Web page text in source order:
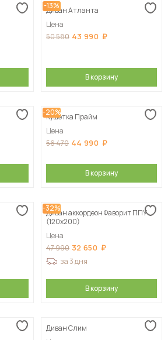
-13%
Диван Атланта
Цена
50 580 43 990
В корзину
-20%
Кушетка Прайм
Цена
56 470 44 990
В корзину
-32%
Диван аккордеон Фаворит ППУ
(120х200)
Цена
47 990 32 650
за 3 дня
В корзину
Диван Слим